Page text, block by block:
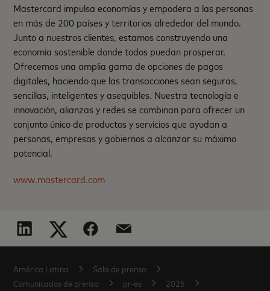
Mastercard impulsa economías y empodera a las personas
en más de 200 países y territorios alrededor del mundo.
Junto a nuestros clientes, estamos construyendo una
economía sostenible donde todos puedan prosperar.
Ofrecemos una amplia gama de opciones de pagos
digitales, haciendo que las transacciones sean seguras,
sencillas, inteligentes y asequibles. Nuestra tecnología e
innovación, alianzas y redes se combinan para ofrecer un
conjunto único de productos y servicios que ayudan a
personas, empresas y gobiernos a alcanzar su máximo
potencial.
www.mastercard.com
América Latina
Sala de prensa
Comunicados de prensa
pr-es
2025